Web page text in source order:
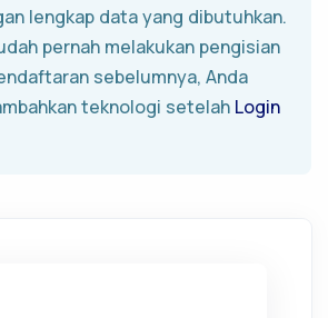
lengkap data yang dibutuhkan.
pernah melakukan pengisian
sebelumnya, Anda
teknologi setelah Login